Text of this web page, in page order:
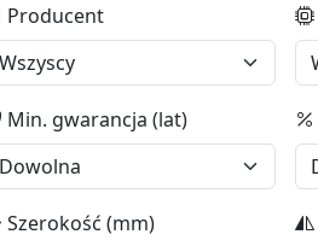
Producent
Min. gwarancja (lat)
Szerokość (mm)